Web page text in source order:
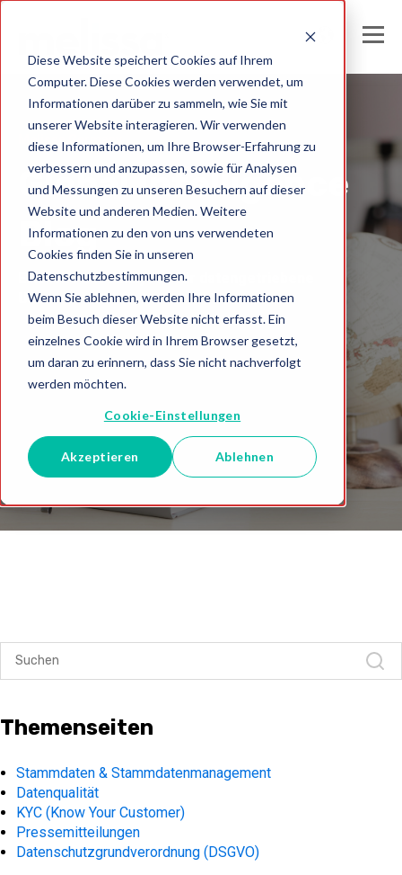
Diese Website speichert Cookies auf Ihrem
Computer. Diese Cookies werden verwendet, um
Informationen darüber zu sammeln, wie Sie mit
unserer Website interagieren. Wir verwenden
diese Informationen, um Ihre Browser-Erfahrung zu
verbessern und anzupassen, sowie für Analysen
und Messungen zu unseren Besuchern auf dieser
Website und anderen Medien. Weitere
Informationen zu den von uns verwendeten
Cookies finden Sie in unseren
Datenschutzbestimmungen.
Wenn Sie ablehnen, werden Ihre Informationen
beim Besuch dieser Website nicht erfasst. Ein
einzelnes Cookie wird in Ihrem Browser gesetzt,
um daran zu erinnern, dass Sie nicht nachverfolgt
werden möchten.
Cookie-Einstellungen
Akzeptieren Ablehnen
Melissa Germany
Global Intelligence
Blog
Einblicke und Analysen für datengetriebene
Unternehmen
Themenseiten
Stammdaten & Stammdatenmanagement
Datenqualität
KYC (Know Your Customer)
Pressemitteilungen
Datenschutzgrundverordnung (DSGVO)